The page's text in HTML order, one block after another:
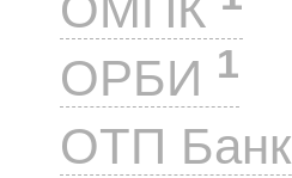
ОРБИ 1
ОТП Банк